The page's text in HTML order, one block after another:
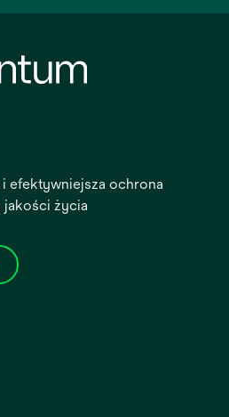
efektywniejsza ochrona
jakości życia